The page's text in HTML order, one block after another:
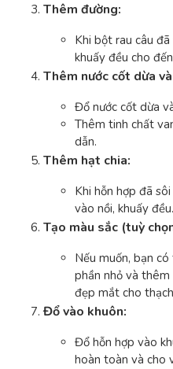
Thêm đường:
Khi bột rau câu
khuấy đều cho
Thêm nước cốt dừa
Đổ nước cốt dừa
Thêm tinh chất
dẫn.
Thêm hạt chia:
Khi hỗn hợp đã
vào nồi, khuấy đều.
Tạo màu sắc (tuỳ
Nếu muốn, bạn
phần nhỏ và
đẹp mắt cho
Đổ vào khuôn:
Đổ hỗn hợp vào
hoàn toàn và cho